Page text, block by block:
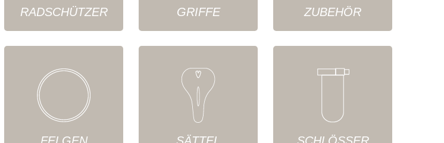
RADSCHÜTZER GRIFFE ZUBEHÖR